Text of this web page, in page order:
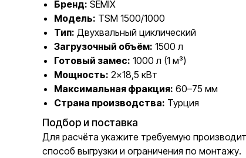
Бренд: SEMIX
Модель: TSM 1500/1000
Тип: Двухвальный циклический
Загрузочный объём: 1500 л
Готовый замес: 1000 л (1 м³)
Мощность: 2×18,5 кВт
Максимальная фракция: 60–75 мм
Страна производства: Турция
Подбор и поставка
Для расчёта укажите требуемую
способ выгрузки и ограничения по монтажу.